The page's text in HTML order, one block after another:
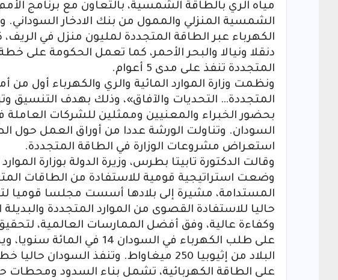
مياه الري بالطاقة الشمسية، بالتعاون مع برنامج
الشمسية المنزلي والممول من بنك الادخار السوداني.
الكهرباء عبر الطاقة المتجددة لمليون منزل في
المتجددة تنفذ على مدى 5 أعوام.
ونظمت وزارة الموارد المائية والري والكهرباء أول
المتجددة… التحديات والآفاق»، وذلك بهدف التنسيق
بحضور الخبراء والمعنيين وممثلين للشركات
السودان. وتناولت الورشة عددا من أوراق العمل حول
استعراض مشروعات الوزارة في الطاقة المتجددة.
وقالت الدكتورة تابيتا بطرس، وزيرة الدولة بوزارة
وضعت استراتيجية قومية للاستفادة من الطاقات
المستدامة، مشيرة إلى بلادها أسست مجلسا
حاليا للاستفادة القصوى من الموارد المتجددة والبديلة
وكفاءة عالية، وفق أفضل الممارسات العالمية،
على الطاقة الكهربائية، تشمل بناء السدود ومحطات